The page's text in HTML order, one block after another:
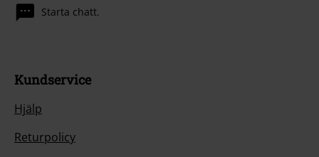
Starta chatt.
Kundservice
Hjälp
Returpolicy